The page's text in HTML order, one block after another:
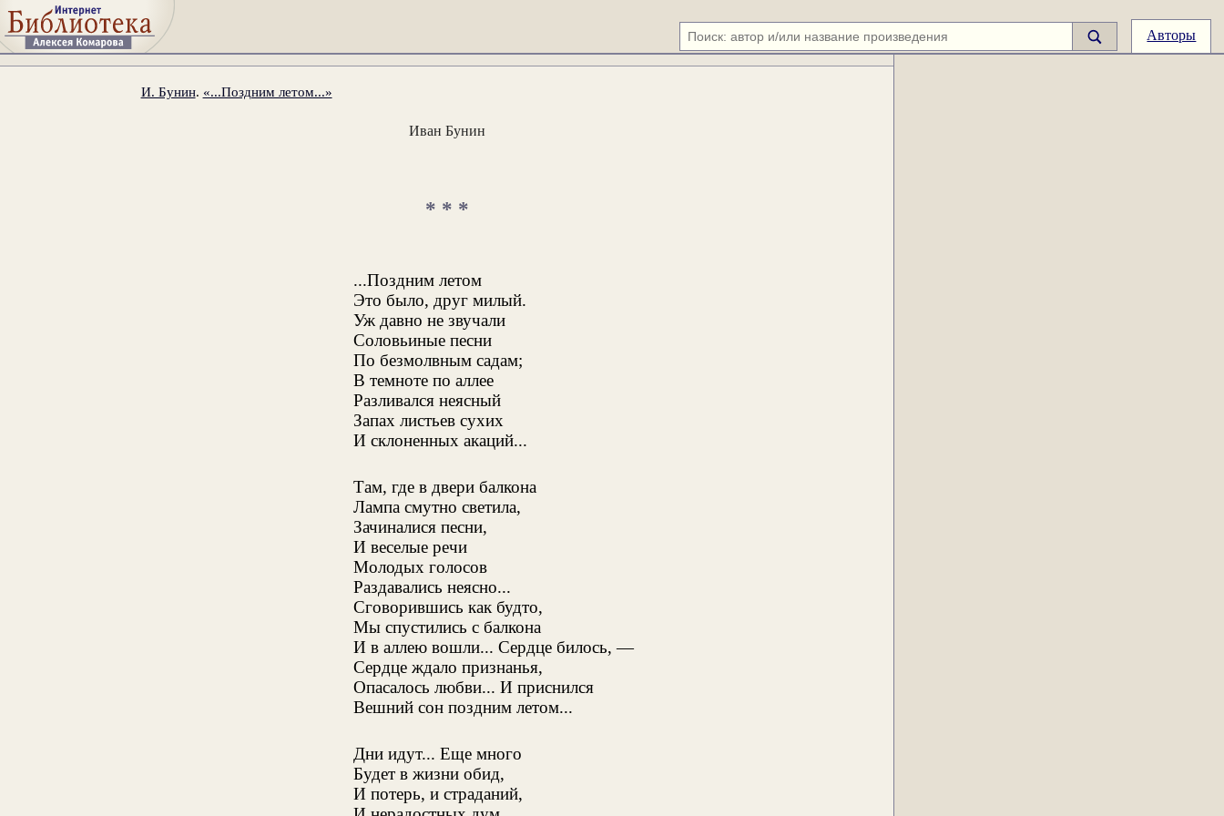
Авторы
И. Бунин. «...Поздним летом...»
Иван Бунин
* * *
...Поздним летом
Это было, друг милый.
Уж давно не звучали
Соловьиные песни
По безмолвным садам;
В темноте по аллее
Разливался неясный
Запах листьев сухих
И склоненных акаций...
Там, где в двери балкона
Лампа смутно светила,
Зачиналися песни,
И веселые речи
Молодых голосов
Раздавались неясно...
Сговорившись как будто,
Мы спустились с балкона
И в аллею вошли... Сердце билось, —
Сердце ждало признанья,
Опасалось любви... И приснился
Вешний сон поздним летом...
Дни идут... Еще много
Будет в жизни обид,
И потерь, и страданий,